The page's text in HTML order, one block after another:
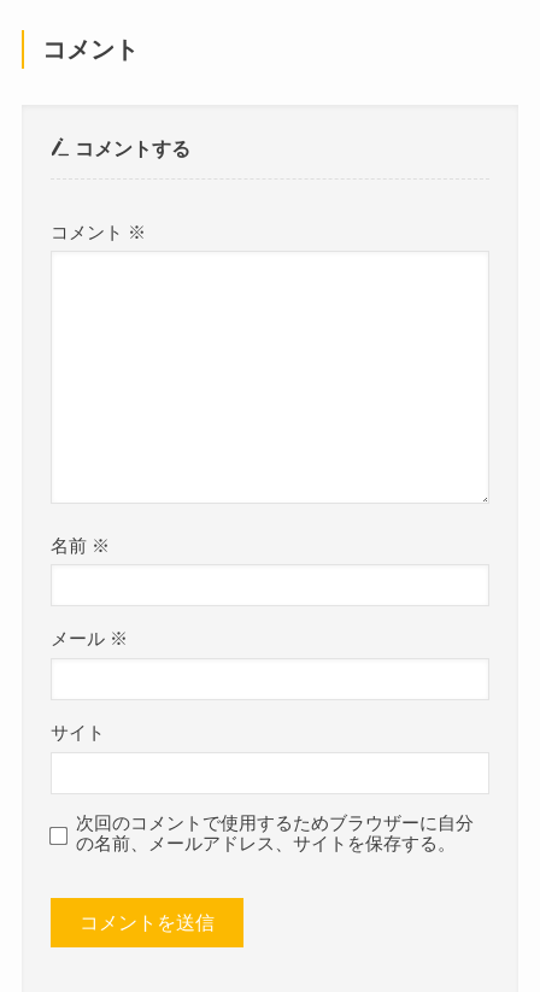
コメント
コメントする
コメント ※
名前 ※
メール ※
サイト
次回のコメントで使用するためブラウザーに自分
の名前、メールアドレス、サイトを保存する。